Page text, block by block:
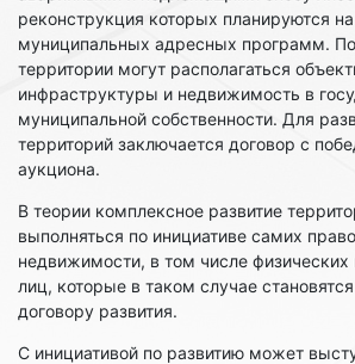
реконструкция которых планируются
муниципальных адресных программ.
территории могут располагаться
инфраструктуры и недвижимость в
муниципальной собственности. Для
территорий заключается договор с
аукциона.
В теории комплексное развитие
выполняться по инициативе самих
недвижимости, в том числе
лиц, которые в таком случае
договору развития.
С инициативой по развитию может